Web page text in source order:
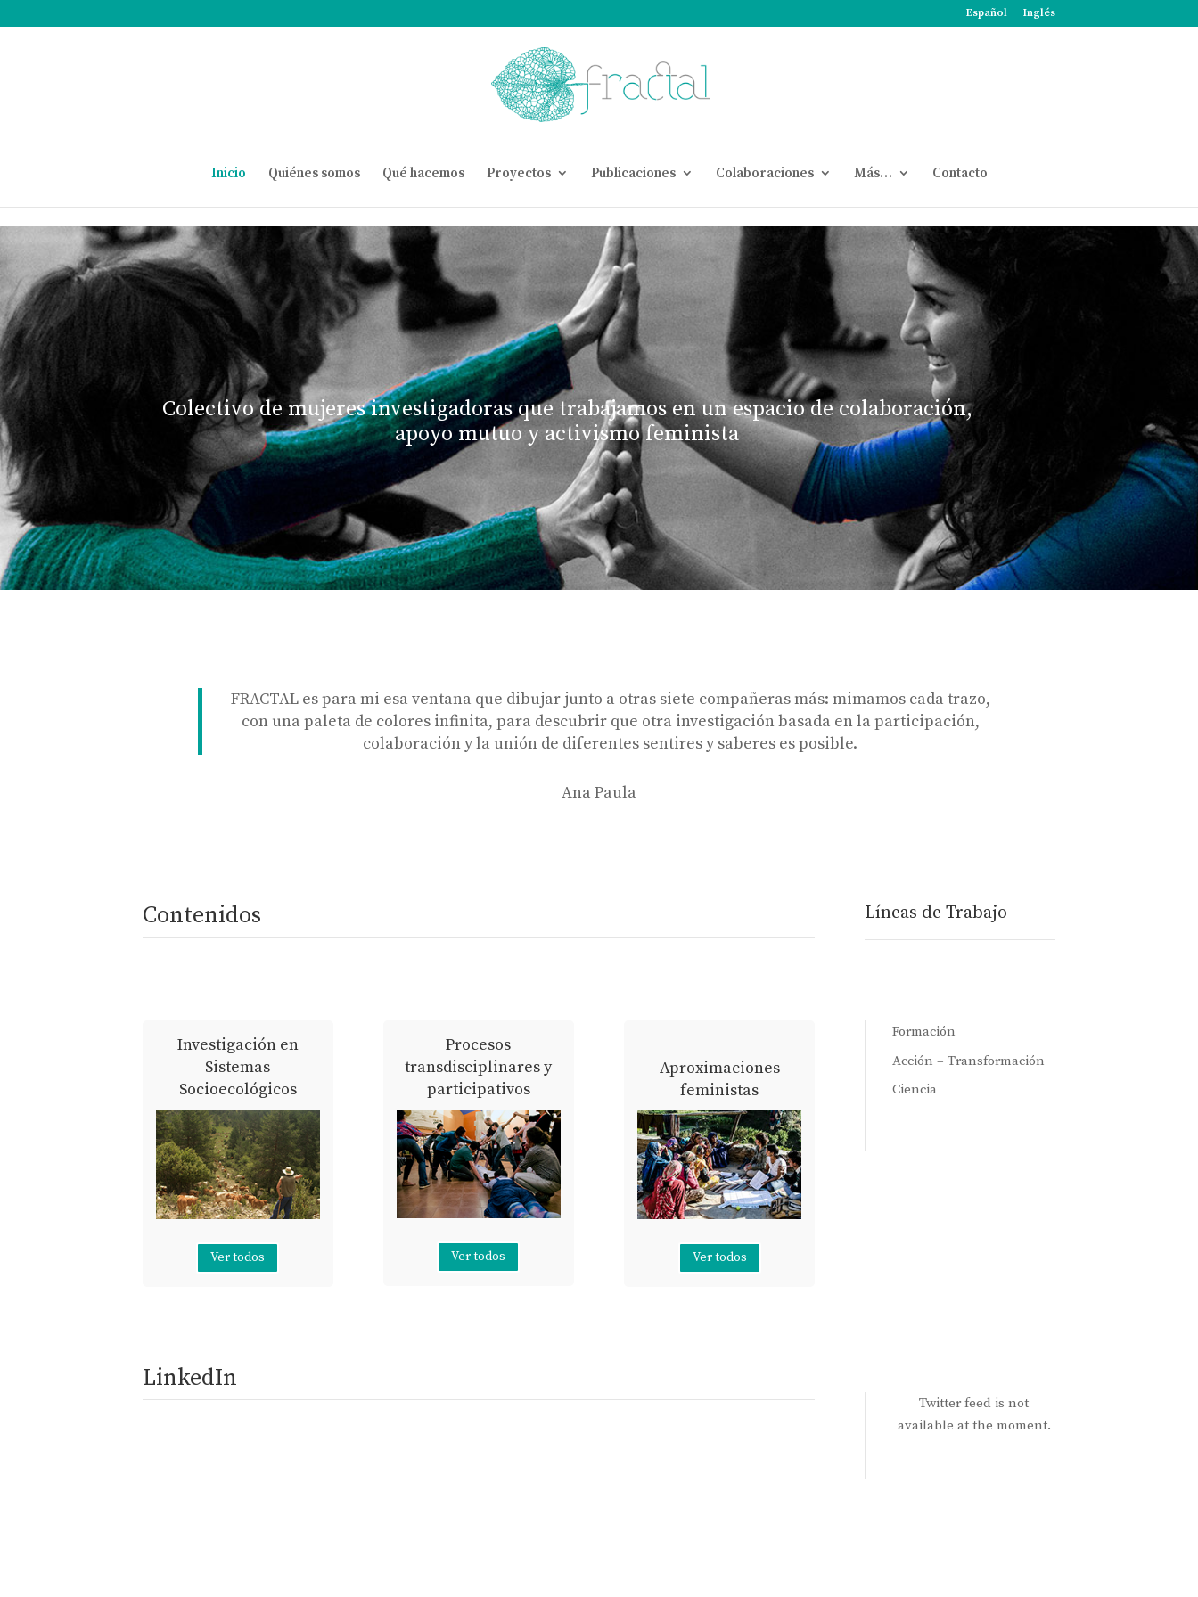
Español Inglés
Inicio Quiénes somos Qué hacemos Proyectos Publicaciones Colaboraciones Más… Contacto
Colectivo de mujeres investigadoras que trabajamos en un espacio de colaboración,
apoyo mutuo y activismo feminista
FRACTAL es para mi esa ventana que dibujar junto a otras siete compañeras más: mimamos cada trazo,
con una paleta de colores infinita, para descubrir que otra investigación basada en la participación,
colaboración y la unión de diferentes sentires y saberes es posible.
Ana Paula
Contenidos Líneas de Trabajo
Investigación en
Sistemas
Socioecológicos
Ver todos
Procesos
transdisciplinares y
participativos
Ver todos
Aproximaciones
feministas
Ver todos
Formación
Acción – Transformación
Ciencia
LinkedIn
Twitter feed is not
available at the moment.